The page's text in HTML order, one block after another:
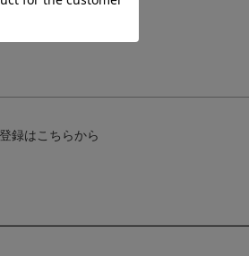
録はこちらから